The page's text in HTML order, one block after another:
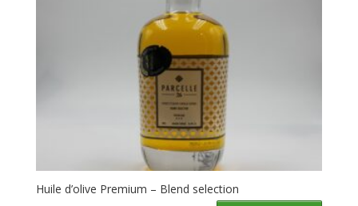
Huile d’olive Premium – Blend selection